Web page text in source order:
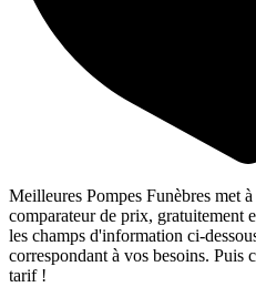
Meilleures Pompes Funèbres met
comparateur de prix, gratuitement
les champs d'information ci-
correspondant à vos besoins. Puis
tarif !